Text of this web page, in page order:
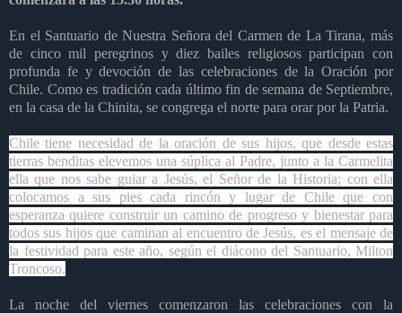
En el Santuario de Nuestra Señora del Carmen de La Tirana, más
de cinco mil peregrinos y diez bailes religiosos participan con
profunda fe y devoción de las celebraciones de la Oración por
Chile. Como es tradición cada último fin de semana de Septiembre,
en la casa de la Chinita, se congrega el norte para orar por la Patria.
Chile tiene necesidad de la oración de sus hijos, que desde estas
tierras benditas elevemos una súplica al Padre, junto a la Carmelita
ella que nos sabe guiar a Jesús, el Señor de la Historia; con ella
colocamos a sus pies cada rincón y lugar de Chile que con
esperanza quiere construir un camino de progreso y bienestar para
todos sus hijos que caminan al encuentro de Jesús, es el mensaje de
la festividad para este año, según el diácono del Santuario, Milton
Troncoso.
La noche del viernes comenzaron las celebraciones con la